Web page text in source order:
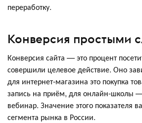
переработку.
Конверсия простыми
Конверсия сайта — это процент
совершили целевое действие. Оно
для интернет-магазина это покупка
запись на приём, для онлайн-школы
вебинар. Значение этого показателя
сегмента рынка в России.